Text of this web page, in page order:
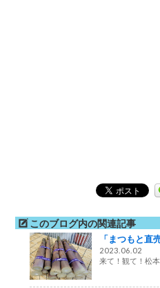
このブログ内の関連記事
「まつもと直
2023.06.02
来て！観て！松